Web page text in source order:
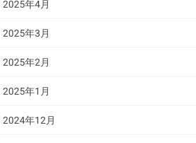
2025年4月
2025年3月
2025年2月
2025年1月
2024年12月